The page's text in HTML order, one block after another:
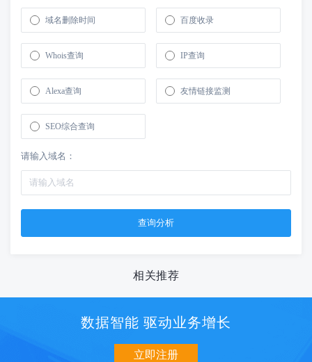
域名删除时间 百度收录
Whois查询 IP查询
Alexa查询 友情链接监测
SEO综合查询
请输入域名：
相关推荐
数据智能 驱动业务增长
立即注册